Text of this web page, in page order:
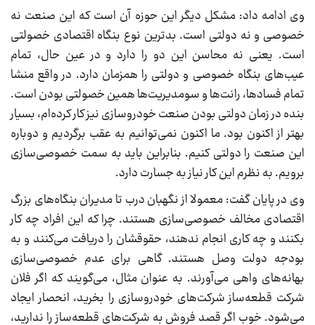
وی ادامه داد: مشکل دیگر این حوزه آن است که این صنعت نه
خصوصی و نه دولتی است. بدترین نوع بنگاه اقتصادی خصولتی
است. یعنی نه محاسن این دو را دارد و در عین حال، تمام
عیب‌های بنگاه خصوصی و دولتی را همزمان دارد. در واقع منشا
تمام فسادها، رانت‌ها و سومدیریت‌ها همین خصولتی بودن است.
بنده در زمان دولتی بودن صنعت خودروسازی نیز کار کرده‌ام، بسیار
بهتر از اکنون بود. ما اکنون نمی‌توانیم به عقب برگردیم و دوباره
این صنعت را دولتی کنیم. بنابراین باید به سمت خصوصی‌سازی
برویم. به نظرم این کار نیاز به جسارت دارد.
وی در پایان گفت: معمولا از نگهبان درب تا مدیران بنگاه‌های بزرگ
اقتصادی مخالف خصوصی‌سازی هستند. چرا که این افراد چه کار
بکنند و چه کاری انجام ندهند، حقوقشان را دریافت می‌کنند و به
بودجه دولت وصل هستند. گاهی برای عدم خصوصی‌سازی
بهانه‌های واهی می‌آورند. به عنوان مثال، می‌گویند که اگر فلان
شرکت قطعه‌ساز شرکت‌های خودروسازی را بخرید، انحصار ایجاد
می‌شود. خوب اگر قصد فروش به شرکت‌های قطعه‌ساز را ندارید،